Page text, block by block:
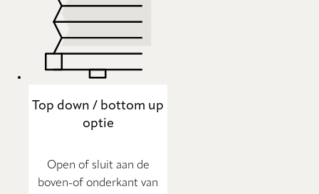
Top down / bottom up
optie
Open of sluit aan de
boven-of onderkant van